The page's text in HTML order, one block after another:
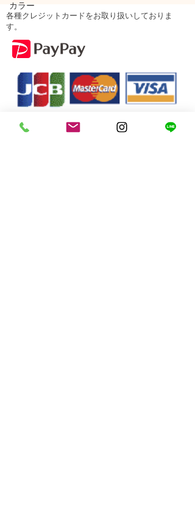
カラー
各種クレジットカードをお取り扱いしておりま
す。